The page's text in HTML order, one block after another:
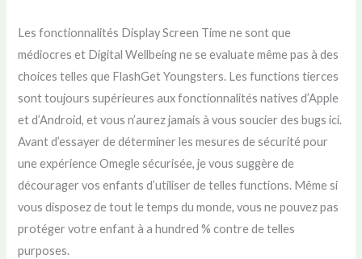
Les fonctionnalités Display Screen Time ne sont que
médiocres et Digital Wellbeing ne se evaluate même pas à des
choices telles que FlashGet Youngsters. Les functions tierces
sont toujours supérieures aux fonctionnalités natives d’Apple
et d’Android, et vous n’aurez jamais à vous soucier des bugs ici.
Avant d’essayer de déterminer les mesures de sécurité pour
une expérience Omegle sécurisée, je vous suggère de
décourager vos enfants d’utiliser de telles functions. Même si
vous disposez de tout le temps du monde, vous ne pouvez pas
protéger votre enfant à a hundred % contre de telles
purposes.